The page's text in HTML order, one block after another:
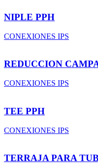
NIPLE PPH
CONEXIONES IPS
REDUCCION
CONEXIONES IPS
TEE PPH
CONEXIONES IPS
TERRAJA PARA